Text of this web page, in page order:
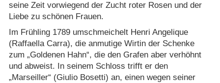
seine Zeit vorwiegend der Zucht roter Rosen und der
Liebe zu schönen Frauen.
Im Frühling 1789 umschmeichelt Henri Angelique
(Raffaella Carra), die anmutige Wirtin der Schenke
zum „Goldenen Hahn“, die den Grafen aber verhöhnt
und abweist. In seinem Schloss trifft er den
„Marseiller“ (Giulio Bosetti) an, einen wegen seiner